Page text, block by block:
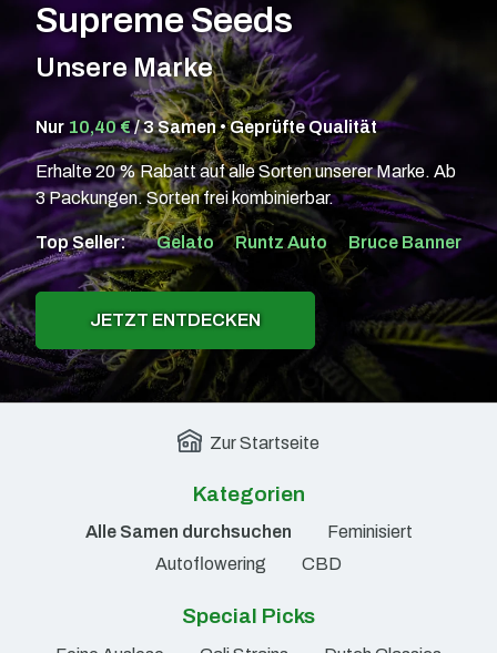
Supreme Seeds
Unsere Marke
Nur 10,40 €/ 3 Samen • Geprüfte Qualität
Erhalte 20 % Rabatt auf alle Sorten unserer Marke. Ab
3 Packungen. Sorten frei kombinierbar.
Top Seller: Gelato Runtz Auto Bruce Banner
JETZT ENTDECKEN
Zur Startseite
Kategorien
Alle Samen durchsuchen
Feminisiert
Autoflowering
CBD
Special Picks